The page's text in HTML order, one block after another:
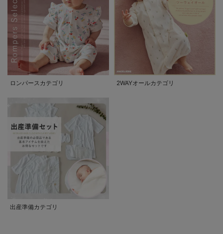
ロンパースカテゴリ 2WAYオールカテゴリ
出産準備カテゴリ